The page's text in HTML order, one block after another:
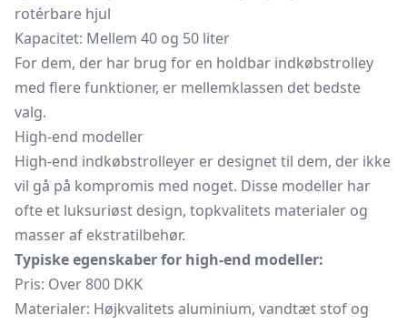
rotérbare hjul
Kapacitet: Mellem 40 og 50 liter
For dem, der har brug for en holdbar indkøbstrolley
med flere funktioner, er mellemklassen det bedste
valg.
High-end modeller
High-end indkøbstrolleyer er designet til dem, der ikke
vil gå på kompromis med noget. Disse modeller har
ofte et luksuriøst design, topkvalitets materialer og
masser af ekstratilbehør.
Typiske egenskaber for high-end modeller:
Pris: Over 800 DKK
Materialer: Højkvalitets aluminium, vandtæt stof og